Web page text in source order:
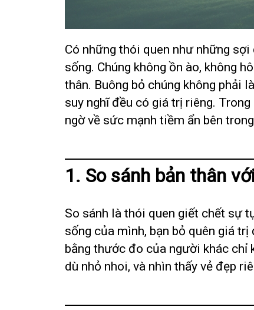
Có những thói quen như những
sống. Chúng không ồn ào, không
thân. Buông bỏ chúng không phải
suy nghĩ đều có giá trị riêng.
ngờ về sức mạnh tiềm ẩn bên
1. So sánh bản thân
So sánh là thói quen giết chết sự
sống của mình, bạn bỏ quên giá
bằng thước đo của người khác chỉ
dù nhỏ nhoi, và nhìn thấy vẻ đẹp